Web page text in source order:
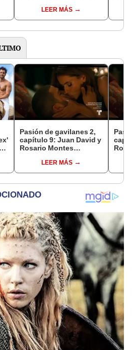
latina del ogro más
querido
LEER MÁS
Pasión de gavilanes 2,
capítulo 9: Juan David y
Rosario Montes
pasionalLEER MÁS